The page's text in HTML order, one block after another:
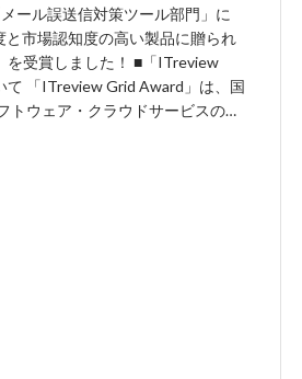
ール誤送信対策ツール部門」に
と市場認知度の高い製品に贈られ
ました！ ■「ITreview
て 「ITreview Grid Award」は、国
トウェア・クラウドサービスのレ